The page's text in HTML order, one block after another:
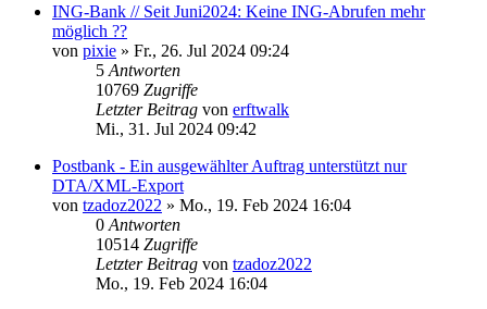
ING-Bank // Seit Juni2024: Keine ING-Abrufen mehr
möglich ??
von pixie » Fr., 26. Jul 2024 09:24
5 Antworten
10769 Zugriffe
Letzter Beitrag von erftwalk
Mi., 31. Jul 2024 09:42
Postbank - Ein ausgewählter Auftrag unterstützt nur
DTA/XML-Export
von tzadoz2022 » Mo., 19. Feb 2024 16:04
0 Antworten
10514 Zugriffe
Letzter Beitrag von tzadoz2022
Mo., 19. Feb 2024 16:04